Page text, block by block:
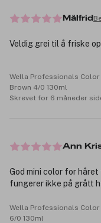
Målfrid
Veldig grei til å friske
Wella Professionals Color
Brown 4/0 130ml
Skrevet for 6 måneder
Ann
God mini color for
fungerer ikke på grått
Wella Professionals
6/0 130ml